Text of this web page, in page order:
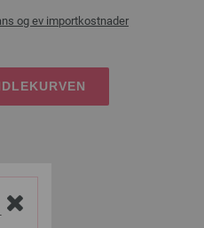
og ev importkostnader